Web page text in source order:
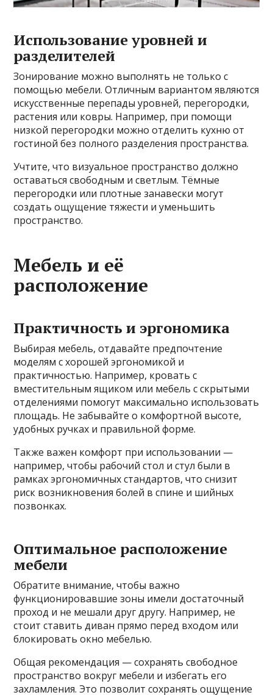
Использование уровней и
разделителей
Зонирование можно выполнять не только с
помощью мебели. Отличным вариантом являются
искусственные перепады уровней, перегородки,
растения или ковры. Например, при помощи
низкой перегородки можно отделить кухню от
гостиной без полного разделения пространства.
Учтите, что визуальное пространство должно
оставаться свободным и светлым. Тёмные
перегородки или плотные занавески могут
создать ощущение тяжести и уменьшить
пространство.
Мебель и её
расположение
Практичность и эргономика
Выбирая мебель, отдавайте предпочтение
моделям с хорошей эргономикой и
практичностью. Например, кровать с
вместительным ящиком или мебель с скрытыми
отделениями помогут максимально использовать
площадь. Не забывайте о комфортной высоте,
удобных ручках и правильной форме.
Также важен комфорт при использовании —
например, чтобы рабочий стол и стул были в
рамках эргономичных стандартов, что снизит
риск возникновения болей в спине и шийных
позвонках.
Оптимальное расположение
мебели
Обратите внимание, чтобы важно
функционировавшие зоны имели достаточный
проход и не мешали друг другу. Например, не
стоит ставить диван прямо перед входом или
блокировать окно мебелью.
Общая рекомендация — сохранять свободное
пространство вокруг мебели и избегать его
захламления. Это позволит сохранять ощущение